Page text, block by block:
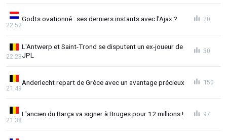
Godts ovationné : ses derniers instants avec l'Ajax ?
22:52
20
L'Antwerp et Saint-Trond se disputent un ex-joueur de
JPL
22:23
30
Anderlecht repart de Grèce avec un avantage précieux
21:49
150
L'ancien du Barça va signer à Bruges pour 12 millions !
21:38
97